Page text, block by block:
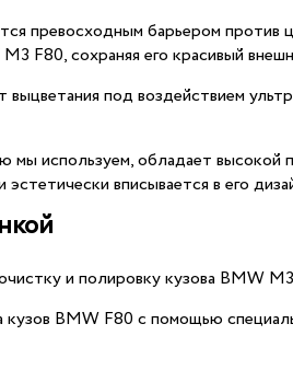
превосходным барьером
F80, сохраняя его красивый
под воздействием
мы используем, обладает
вписывается в его
и полировку кузова BMW
кузов BMW F80 с помощью